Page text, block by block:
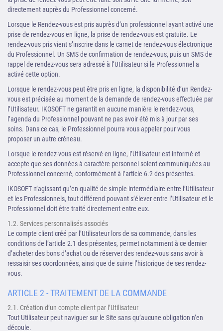
directement auprès du Professionnel concerné.
Lorsque le Rendez-vous est pris auprès d’un professionnel ayant activé une
prise de rendez-vous en ligne, la prise de rendez-vous est gratuite. Le
rendez-vous pris vient s’inscrire dans le carnet de rendez-vous électronique
du Professionnel. Un SMS de confirmation de rendez-vous, puis un SMS de
rappel de rendez-vous sera adressé à l’Utilisateur si le Professionnel a
activé cette option.
Lorsque le rendez-vous peut être pris en ligne, la disponibilité d’un Rendez-
vous est précisée au moment de la demande de rendez-vous effectuée par
l’Utilisateur. IKOSOFT ne garantit en aucune manière le rendez-vous,
l’agenda du Professionnel pouvant ne pas avoir été mis à jour par ses
soins. Dans ce cas, le Professionnel pourra vous appeler pour vous
proposer un autre créneau.
Lorsque le rendez-vous est réservé en ligne, l’Utilisateur est informé et
accepte que ses données à caractère personnel soient communiquées au
Professionnel concerné, conformément à l’article 6.2 des présentes.
IKOSOFT n’agissant qu’en qualité de simple intermédiaire entre l’Utilisateur
et les Professionnels, tout différend pouvant s’élever entre l’Utilisateur et le
Professionnel doit être traité directement entre eux.
1.2. Services personnalisés associés
Le compte client créé par l’Utilisateur lors de sa commande, dans les
conditions de l’article 2.1 des présentes, permet notamment à ce dernier
d’acheter des bons d’achat ou de réserver des rendez-vous sans avoir à
ressaisir ses coordonnées, ainsi que de suivre l’historique de ses rendez-
vous.
ARTICLE 2 - TRAITEMENT DE LA COMMANDE
2.1. Création d’un compte client par l’Utilisateur
Tout Utilisateur peut naviguer sur le Site sans qu’aucune obligation n’en
découle.